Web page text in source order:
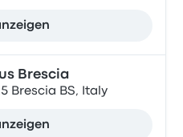
Brescia
Brescia BS, Italy